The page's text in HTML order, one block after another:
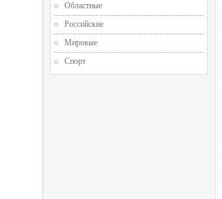
Областные
Российские
Мировые
Спорт